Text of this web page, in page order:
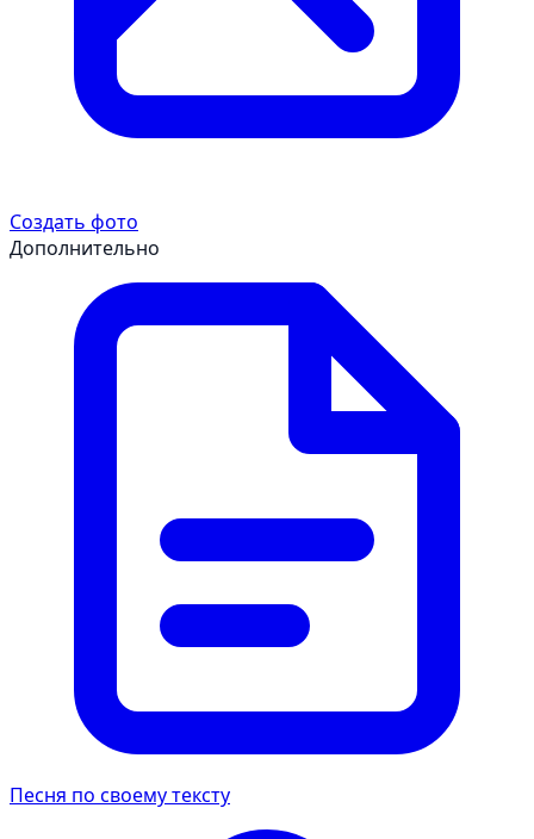
Создать фото
Дополнительно
Песня по своему тексту